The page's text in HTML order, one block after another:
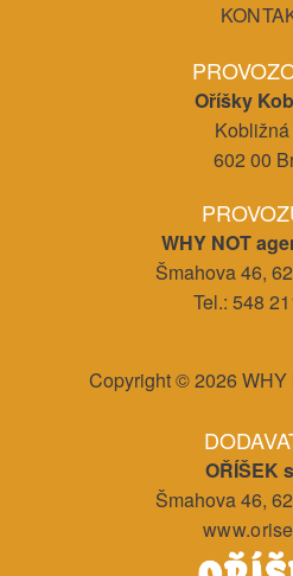
Oříšky
602 00
WHY NOT
Šmahova 46,
Tel.: 548
Copyright © 2026 WHY
OŘÍŠEK
Šmahova 46,